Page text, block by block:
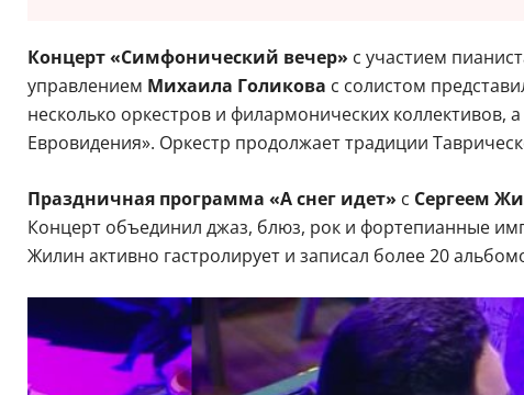
Концерт «Симфонический вечер» с участием
управлением Михаила Голикова с солистом
несколько оркестров и филармонических
Евровидения». Оркестр продолжает традиции
Праздничная программа «А снег идет» с Сергеем
Концерт объединил джаз, блюз, рок и фортепианные
Жилин активно гастролирует и записал более 20